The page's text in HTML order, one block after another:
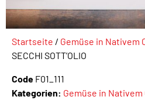
Startseite / Gemüse in Nativem
SECCHI SOTT’OLIO
Code F01_111
Kategorien: Gemüse in